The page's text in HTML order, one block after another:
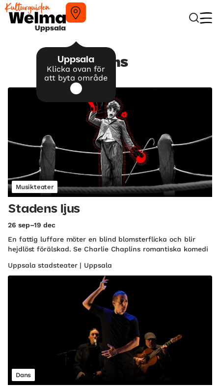
Uppsala
Uppsala
Klicka ovan för
att byta område
Dans
Musikteater
Stadens ljus
26 sep–19 dec
En fattig luffare möter en blind blomsterflicka och blir
hejdlöst förälskad. Se Charlie Chaplins romantiska komedi
Uppsala stadsteater | Uppsala
Dans